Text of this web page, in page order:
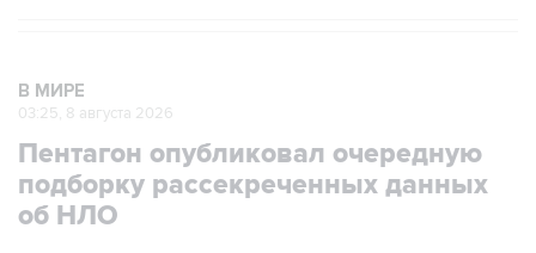
В МИРЕ
03:25, 8 августа 2026
Пентагон опубликовал очередную
подборку рассекреченных данных
об НЛО